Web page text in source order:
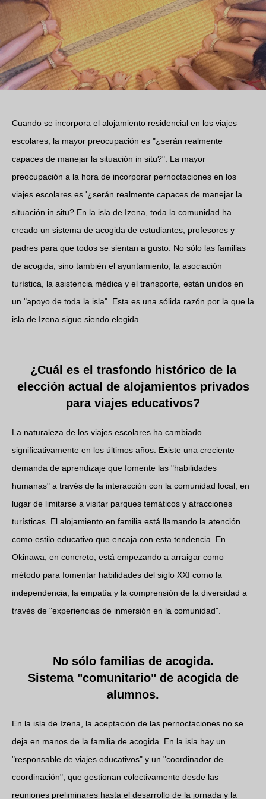
Cuando se incorpora el alojamiento residencial en los viajes
escolares, la mayor preocupación es "¿serán realmente
capaces de manejar la situación in situ?". La mayor
preocupación a la hora de incorporar pernoctaciones en los
viajes escolares es '¿serán realmente capaces de manejar la
situación in situ? En la isla de Izena, toda la comunidad ha
creado un sistema de acogida de estudiantes, profesores y
padres para que todos se sientan a gusto. No sólo las familias
de acogida, sino también el ayuntamiento, la asociación
turística, la asistencia médica y el transporte, están unidos en
un "apoyo de toda la isla". Esta es una sólida razón por la que la
isla de Izena sigue siendo elegida.
¿Cuál es el trasfondo histórico de la
elección actual de alojamientos privados
para viajes educativos?
La naturaleza de los viajes escolares ha cambiado
significativamente en los últimos años. Existe una creciente
demanda de aprendizaje que fomente las "habilidades
humanas" a través de la interacción con la comunidad local, en
lugar de limitarse a visitar parques temáticos y atracciones
turísticas. El alojamiento en familia está llamando la atención
como estilo educativo que encaja con esta tendencia. En
Okinawa, en concreto, está empezando a arraigar como
método para fomentar habilidades del siglo XXI como la
independencia, la empatía y la comprensión de la diversidad a
través de "experiencias de inmersión en la comunidad".
No sólo familias de acogida.
Sistema "comunitario" de acogida de
alumnos.
En la isla de Izena, la aceptación de las pernoctaciones no se
deja en manos de la familia de acogida. En la isla hay un
"responsable de viajes educativos" y un "coordinador de
coordinación", que gestionan colectivamente desde las
reuniones preliminares hasta el desarrollo de la jornada y la